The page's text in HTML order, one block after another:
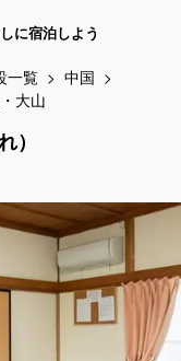
に宿泊しよう
一覧
中国
大山
）